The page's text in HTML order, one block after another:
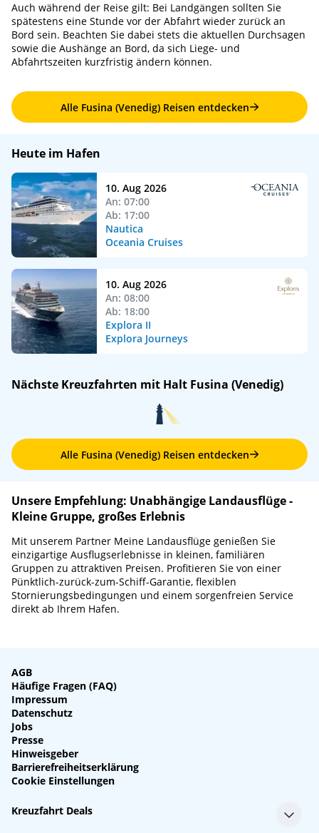
Auch während der Reise gilt: Bei Landgängen sollten Sie
spätestens eine Stunde vor der Abfahrt wieder zurück an
Bord sein. Beachten Sie dabei stets die aktuellen Durchsagen
sowie die Aushänge an Bord, da sich Liege- und
Abfahrtszeiten kurzfristig ändern können.
Alle Fusina (Venedig) Reisen entdecken
Heute im Hafen
10. Aug 2026
An: 07:00
Ab: 17:00
Nautica
Oceania Cruises
10. Aug 2026
An: 08:00
Ab: 18:00
Explora II
Explora Journeys
Nächste Kreuzfahrten mit Halt Fusina (Venedig)
Alle Fusina (Venedig) Reisen entdecken
Unsere Empfehlung: Unabhängige Landausflüge -
Kleine Gruppe, großes Erlebnis
Mit unserem Partner Meine Landausflüge genießen Sie
einzigartige Ausflugserlebnisse in kleinen, familiären
Gruppen zu attraktiven Preisen. Profitieren Sie von einer
Pünktlich-zurück-zum-Schiff-Garantie, flexiblen
Stornierungsbedingungen und einem sorgenfreien Service
direkt ab Ihrem Hafen.
AGB
Häufige Fragen (FAQ)
Impressum
Datenschutz
Jobs
Presse
Hinweisgeber
Barrierefreiheitserklärung
Cookie Einstellungen
Kreuzfahrt Deals